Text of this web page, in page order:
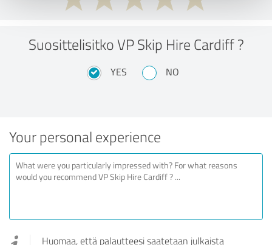
Suosittelisitko VP Skip Hire Cardiff ?
YES NO
Your personal experience
Huomaa, että palautteesi saatetaan julkaista